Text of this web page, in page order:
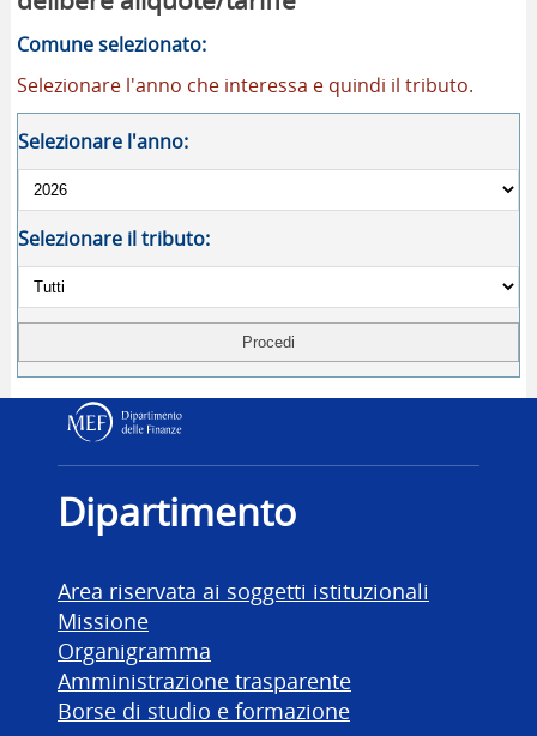
Comune selezionato:
Selezionare l'anno che interessa e quindi il tributo.
Selezionare l'anno:
Selezionare il tributo:
Dipartimento delle
Dipartimento
Area riservata ai soggetti istituzionali
Missione
Organigramma
Amministrazione trasparente
Borse di studio e formazione